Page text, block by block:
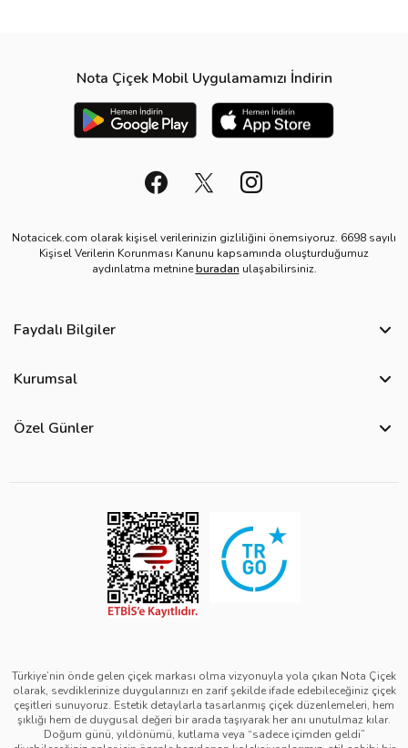
Nota Çiçek Mobil Uygulamamızı İndirin
Notacicek.com olarak kişisel verilerinizin gizliliğini önemsiyoruz. 6698 sayılı
Kişisel Verilerin Korunması Kanunu kapsamında oluşturduğumuz
aydınlatma metnineburadan ulaşabilirsiniz.
Faydalı Bilgiler
Site Haritası
Görsel Kontrol Süreci
Ürün Sıralama Kriterleri
Kurumsal
Üyelik Sözleşmesi
Mesafeli Satış Sözleşmesi
Kurumsal Müşterilerimiz
Özel Günler
Kadınlar Günü Çiçekleri
Sevgililer Günü Çiçekleri
Anneler Günü Çiçekleri
Babalar Günü Çiçekleri
Türkiye’nin önde gelen çiçek markası olma vizyonuyla yola çıkan Nota Çiçek
olarak, sevdiklerinize duygularınızı en zarif şekilde ifade edebileceğiniz çiçek
çeşitleri sunuyoruz. Estetik detaylarla tasarlanmış çiçek düzenlemeleri, hem
şıklığı hem de duygusal değeri bir arada taşıyarak her anı unutulmaz kılar.
Doğum günü, yıldönümü, kutlama veya “sadece içimden geldi”